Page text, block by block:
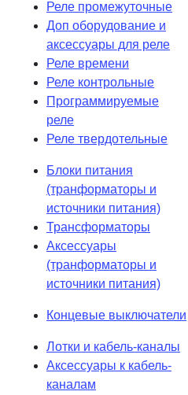
Реле промежуточные
Доп оборудование и
аксессуары для реле
Реле времени
Реле контрольные
Программируемые
реле
Реле твердотельные
Блоки питания
(транформаторы и
источники питания)
Трансформаторы
Аксессуары
(транформаторы и
источники питания)
Концевые выключатели
Лотки и кабель-каналы
Аксессуары к кабель-
каналам